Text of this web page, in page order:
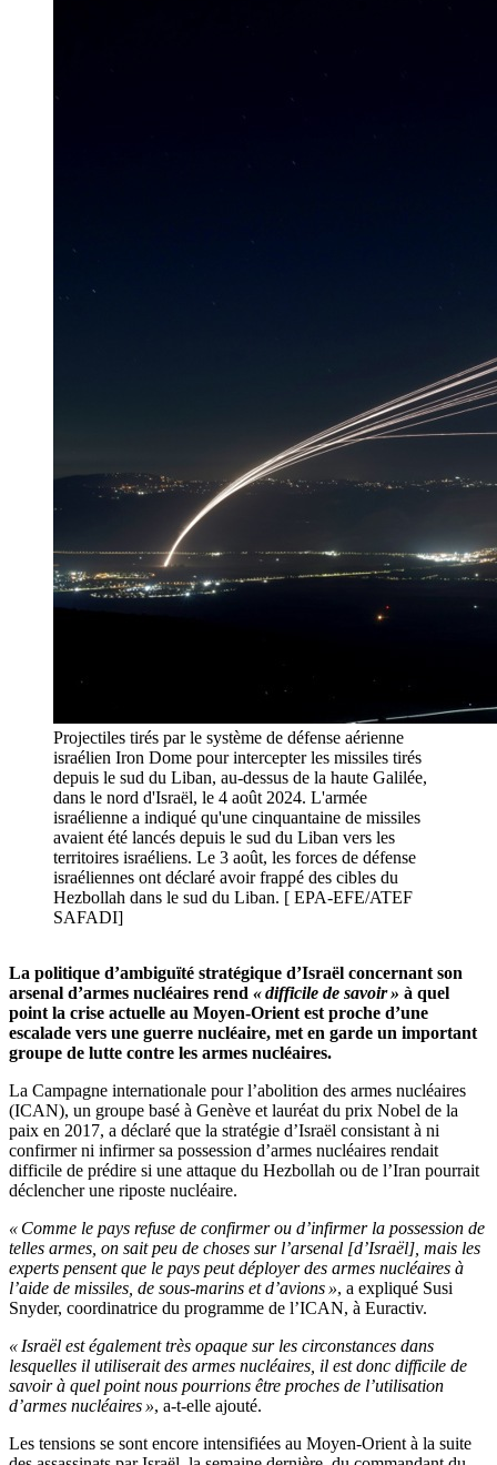
Projectiles tirés par le système de défense aérienne
israélien Iron Dome pour intercepter les missiles tirés
depuis le sud du Liban, au-dessus de la haute Galilée,
dans le nord d'Israël, le 4 août 2024. L'armée
israélienne a indiqué qu'une cinquantaine de missiles
avaient été lancés depuis le sud du Liban vers les
territoires israéliens. Le 3 août, les forces de défense
israéliennes ont déclaré avoir frappé des cibles du
Hezbollah dans le sud du Liban. [ EPA-EFE/ATEF
SAFADI]
La politique d’ambiguïté stratégique d’Israël concernant son
arsenal d’armes nucléaires rend « difficile de savoir » à quel
point la crise actuelle au Moyen-Orient est proche d’une
escalade vers une guerre nucléaire, met en garde un important
groupe de lutte contre les armes nucléaires.
La Campagne internationale pour l’abolition des armes nucléaires
(ICAN), un groupe basé à Genève et lauréat du prix Nobel de la
paix en 2017, a déclaré que la stratégie d’Israël consistant à ni
confirmer ni infirmer sa possession d’armes nucléaires rendait
difficile de prédire si une attaque du Hezbollah ou de l’Iran pourrait
déclencher une riposte nucléaire.
« Comme le pays refuse de confirmer ou d’infirmer la possession de
telles armes, on sait peu de choses sur l’arsenal [d’Israël], mais les
experts pensent que le pays peut déployer des armes nucléaires à
l’aide de missiles, de sous-marins et d’avions », a expliqué Susi
Snyder, coordinatrice du programme de l’ICAN, à Euractiv.
« Israël est également très opaque sur les circonstances dans
lesquelles il utiliserait des armes nucléaires, il est donc difficile de
savoir à quel point nous pourrions être proches de l’utilisation
d’armes nucléaires », a-t-elle ajouté.
Les tensions se sont encore intensifiées au Moyen-Orient à la suite